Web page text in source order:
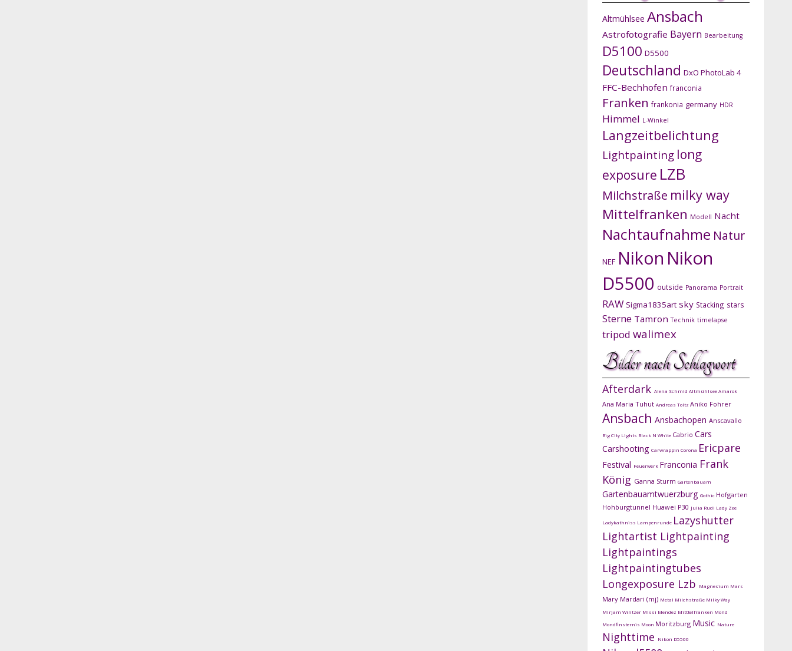
Altmühlsee Ansbach
Astrofotografie Bayern Bearbeitung
D5100 D5500
Deutschland DxO PhotoLab 4
FFC-Bechhofen franconia
Franken frankonia germany HDR
Himmel L-Winkel
Langzeitbelichtung
Lightpainting long
exposure LZB
Milchstraße milky way
Mittelfranken Modell Nacht
Nachtaufnahme Natur
NEF Nikon Nikon
D5500 outside Panorama Portrait
RAW Sigma1835art sky Stacking stars
Sterne Tamron Technik timelapse
tripod walimex
Bilder nach Schlagwort
Afterdark Alena Schmid AltmühlseeAmarok
Ana Maria Tuhut Andreas Toltz Aniko Fohrer
Ansbach Ansbachopen Anscavallo
Big City Lights Black N White Cabrio Cars
Carshooting Carwrappin Corona Ericpare
Festival Feuerwerk Franconia Frank
König Ganna Sturm Gartenbauam
Gartenbauamtwuerzburg Gothic Hofgarten
Hohburgtunnel Huawei P30 Julia Rudi Lady Zee
Ladykathniss Lampenrunde Lazyshutter
Lightartist Lightpainting
Lightpaintings
Lightpaintingtubes
Longexposure Lzb Magnesium Mars
Mary Mardari (mj) Metal Milchstraße Milky Way
Mirjam Wintzer Missi Mendez Mitttelfranken Mond
Mondfinsternis Moon Moritzburg Music Nature
Nighttime Nikon D5500